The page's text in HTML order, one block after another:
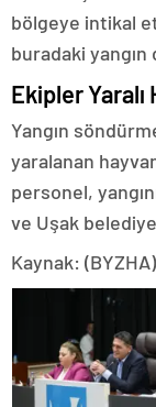
bölgeye intikal
buradaki yangın
Ekipler Yaralı
Yangın
yaralanan
personel,
ve Uşak
Kaynak: